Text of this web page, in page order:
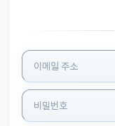
로그인 정보 입력